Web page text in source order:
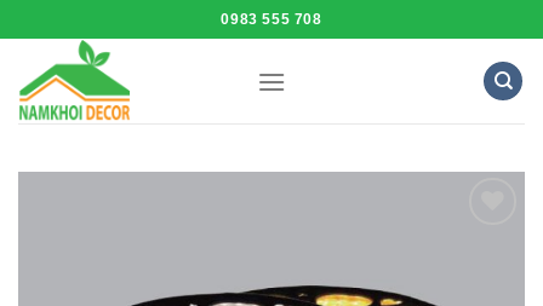
to
content
0983 555 708